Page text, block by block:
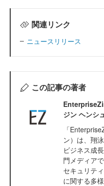
関連リンク
ニュースリリース
この記事の著者
ジン ヘンシ
「
ン）は、翔
ビジネス成
門メディア
セキュリテ
に関する多